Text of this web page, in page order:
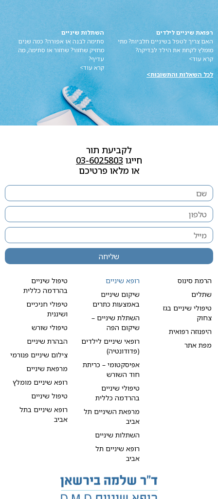
רפואת שיניים לילדים
האם צריך לטפל בשיניים חלביות? מתי
מומלץ לקחת את הילד לבדיקה?
קרא עוד>
לכל השאלות והתשובות>
השתלות שיניים
סתימה לבנה או אפורה? כמה שנים
מחזיק שחזור? שחזור או סתימה, מה
עדיף?
קרא עוד>
טיפול שיניים
בהרדמה כללית
טיפולי חניכיים
ושיננית
טיפולי שורש
הבהרת שיניים
צילום שיניים פנורמי
מרפאת שיניים
רופא שיניים מומלץ
טיפול שיניים
רופא שיניים בתל
אביב
רופא שיניים
שיקום שיניים
באמצעות כתרים
השתלת שיניים –
שיקום הפה
רופאי שיניים לילדים
(פדודונטיה)
אפיסקטומי – כריתת
חוד השורש
טיפולי שיניים
בהרדמה כללית
מרפאת השיניים תל
אביב
השתלות שיניים
רופא שיניים תל
אביב
הרמת סינוס
שתלים
טיפולי שיניים בגז
צחוק
היפנוזה רפואית
מפת אתר
לקביעת תור
חייגו 03-6025803
או מלאו פרטיכם
שליחה